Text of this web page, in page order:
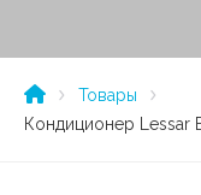
Товары
Кондиционер Lessar